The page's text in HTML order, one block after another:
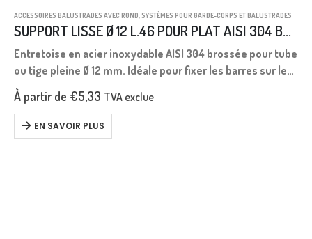
ACCESSOIRES BALUSTRADES AVEC ROND SYSTÈMES POUR GARDE-CORPS ET BALUSTRADES
SUPPORT LISSE Ø 12 L.46 POUR PLAT AISI 304 BROSSÉE
Entretoise en acier inoxydable AISI 304 brossée pour tube
ou tige pleine Ø 12 mm. Idéale pour fixer les barres sur le
côté de la marche.
À partir de €5,33 TVA exclue
EN SAVOIR PLUS